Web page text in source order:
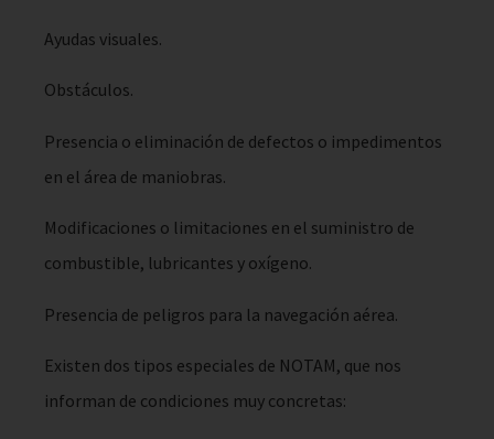
Ayudas visuales.
Obstáculos.
Presencia o eliminación de defectos o impedimentos
en el área de maniobras.
Modificaciones o limitaciones en el suministro de
combustible, lubricantes y oxígeno.
Presencia de peligros para la navegación aérea.
Existen dos tipos especiales de NOTAM, que nos
informan de condiciones muy concretas: